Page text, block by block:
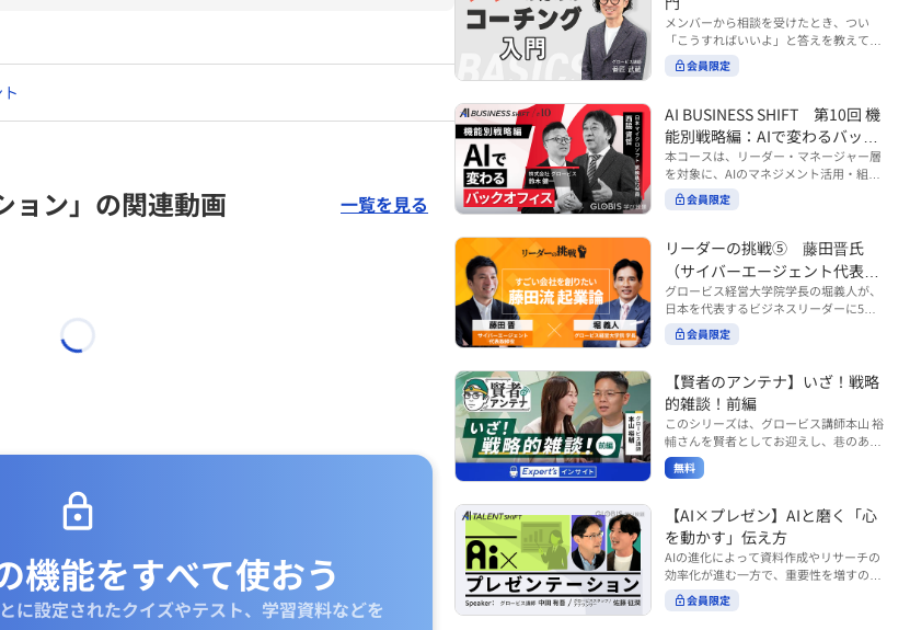
ョン」の関連動画 一覧を見る
機能をすべて使おう
に設定されたクイズやテスト、学習資料などを
回）：AI時代における機能別での戦略の
あり方を中心に学ぶコース より実践的な
AIツールの活用法について学びたい方は
『AI WORK SHIFTシリーズ』をご視聴く
3%BC%E3%82%AF%E3%82%B7%E3%
83%95%E3%83%88 ※本コースは、AIの
マネジメント活用を学ぶ「AIビジネスシ
フト」シリーズの一環として提供してい
ます。 ※本動画は、制作時点の情報に基
づき作成したものです（2026年03月制
作時点の情報に基づき作成したものです
（2024年12月制作）
し（Transform）、協働する（Collabor
ate）ことで、自分らしい価値を発揮し
ていくこと。 リスキリングやAI活用が叫
ばれる今こそ、スキルより先に“自分の
軸”を問うことが重要です。 あなたは何
か？ このコースは、あなたが“ありたい
自分”として生き、キャリアをデザイン
していくための思考と行動のガイドにな
ります。 ※本動画は、制作時点の情報に
基づき作成したものです（2025年11月
制作）
メンバーから相談を受けたとき、つい
「こうすればいいよ」と答えを教えてし
まう。 あるいは、「自分で考えてほし
い」と思うあまり、すべて任せきりにし
つつ、自律的に仕事を進めてもらうため
にはどうすればよいのか。 こうした悩み
に直面するリーダー・マネージャーの方
は多いのではないでしょうか。 変化が激
しく、正解のない現代においては、指示
や助言にとどまらず、メンバーの思考を
引き出し、自律的な行動を促す「コーチ
す。 本コースでは、基礎的なコーチング
の考え方を押さえたうえで、実際の職場
で起こりがちな事例をもとに、相手の思
考と行動を引き出す関わり方を学びま
す。 また、代表的なコーチングのフレー
ムワークである「GROWモデル」を取り
の主体性を引き出していくのかを、わか
りやすく解説します。 メンバーとの対話
を、成長を促す機会へと変えていく。そ
の第一歩としておすすめのコースです。
コース内で紹介している「傾聴力」を深
めたい方は、こちらも合わせてご覧くだ
さい。 ・傾聴力 ~リーダーのための聴く
is.co.jp/ja/courses/fe285262/learn/step
s/59808 ・傾聴力 ~リーダーのための聴
く技術~（実践編） https://unlimited.gl
obis.co.jp/ja/courses/01d24a39/learn/s
teps/59813 ※本動画は、制作時点の情
報に基づき作成したものです（2026年6
月制作）
会員限定
AI BUSINESS SHIFT 第10回 機
能別戦略編：AIで変わるバック
オフィス
本コースは、リーダー・マネージャー層
を対象に、AIのマネジメント活用・組織
活用を体系的に学ぶ 『AI BUSINESS SHI
FTシリーズ（全12回）』の第10回で
バックオフィス」では、人事・総務・労
務・経理・情報システムなどのバックオ
フィス領域において、定型業務の自動化
や効率化といった現場レベルのAI活用だ
けでなく、いかにして経営や戦略に貢献
する存在へと進化していくのかについて
考えを深め、学んでいきます。 ■こんな
理・情シスなど、バックオフィス部門を
率いるリーダー・マネージャーの方 ・バ
ックオフィス業務へのAI活用やDX推進を
担っている方 ・AI時代におけるバックオ
フィスの役割や戦略のあり方を考えたい
方 ■AIシフトシリーズとは？ 『AI BUSI
で設計された全12回のシリーズです。
（順次公開） https://unlimited.globis.c
o.jp/ja/tags/AI%E3%83%93%E3%82%B
8%E3%83%8D%E3%82%B9%E3%82%
B7%E3%83%95%E3%83%88 ・基礎編
（第1回〜3回）：リーダーやマネージャ
ーに求められる、AI時代の基礎的なリテ
会員限定
リーダーの挑戦⑤ 藤田晋氏
（サイバーエージェント代表取
締役）
グロービス経営大学院学長の堀義人が、
日本を代表するビジネスリーダーに5つ
の質問（能力開発／挑戦／試練／仲間／
志）を投げかけ、その人生哲学を解き明
ーエージェント代表取締役の藤田晋氏。
起業の理由、経営をどうやって学んだ
か、アメーバブログ・ABEMAの立ち上
げ、経営チームづくりについてなど聞い
ていきます。（肩書きは2020年12月11
日撮影当時のもの） 藤田 晋 サイバー
ス・キャピタル・パートナーズ 代表パ
ートナー
会員限定
【賢者のアンテナ】いざ！戦略
的雑談！前編
このシリーズは、グロービス講師本山 裕
輔さんを賢者としてお迎えし、巷のあり
とあらゆるものを独自の視点で紐解き、
皆様の学びの意欲を刺激するコンテンツ
期配信されます。 取り上げて欲しいご質
問やテーマ、感想を随時受け付けていま
す。 グーグルフォーム（https://forms.g
le/qqoBYuRUmUYz4scC6） または グ
ロ放題編集部員のX（https://x.com/mai
rakobayashi） まで、ぜひご要望をお
無料
【AI×プレゼン】AIと磨く「心
を動かす」伝え方
AIの進化によって資料作成やリサーチの
効率化が進む一方で、重要性を増すのが
「伝える力」です。本コースでは、AI時
代のプレゼンに求められるデリバリース
会員限定